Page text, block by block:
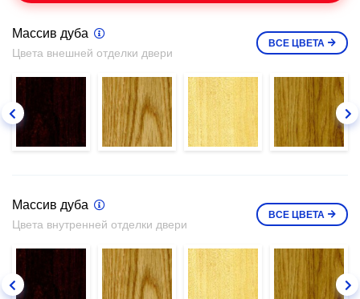
Массив дуба
Цвета внешней отделки двери
ВСЕ ЦВЕТА
Массив дуба
Цвета внутренней отделки двери
ВСЕ ЦВЕТА